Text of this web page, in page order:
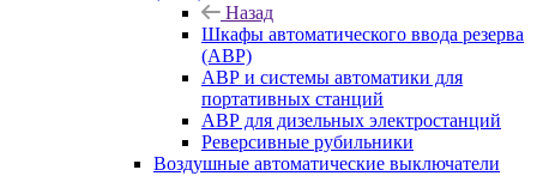
Назад
Шкафы автоматического ввода резерва
(АВР)
АВР и системы автоматики для
портативных станций
АВР для дизельных электростанций
Реверсивные рубильники
Воздушные автоматические выключатели